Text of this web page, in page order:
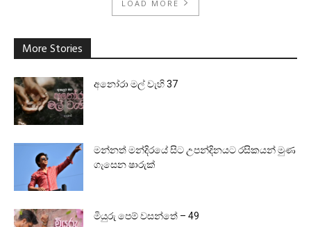
LOAD MORE
More Stories
අනෝරා මල් වැහි 37
මන්නත් මන්දිරයේ සිට උපන්දිනයට රසිකයන් මුණ
ගැසෙන ෂාරුක්
මියුරු පෙම් වසන්තේ – 49